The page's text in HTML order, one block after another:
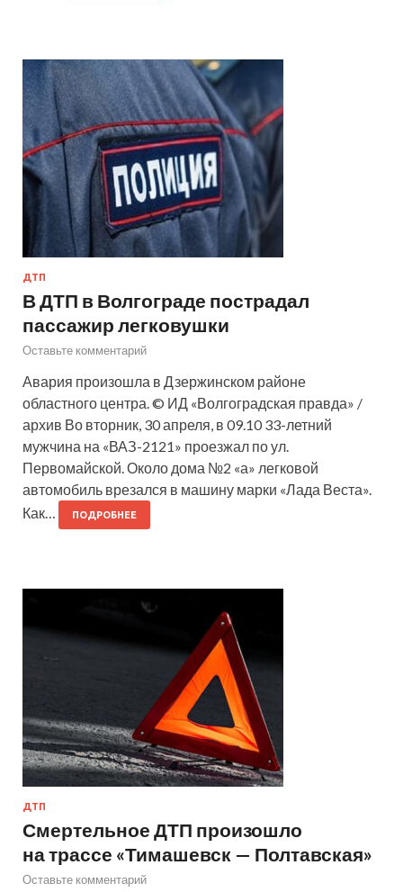
ДТП
В ДТП в Волгограде пострадал
пассажир легковушки
Оставьте комментарий
Авария произошла в Дзержинском районе
областного центра. © ИД «Волгоградская правда» /
архив Во вторник, 30 апреля, в 09.10 33-летний
мужчина на «ВАЗ-2121» проезжал по ул.
Первомайской. Около дома №2 «а» легковой
автомобиль врезался в машину марки «Лада Веста».
Как…
ПОДРОБНЕЕ
ДТП
Смертельное ДТП произошло
на трассе «Тимашевск — Полтавская»
Оставьте комментарий